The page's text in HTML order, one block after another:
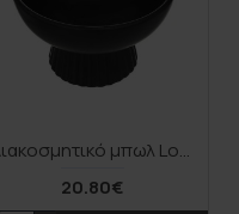
Διακοσμητικό μπωλ Lorvion pakoworld κεραμικό μαύρο Φ22x14εκ
20.80€